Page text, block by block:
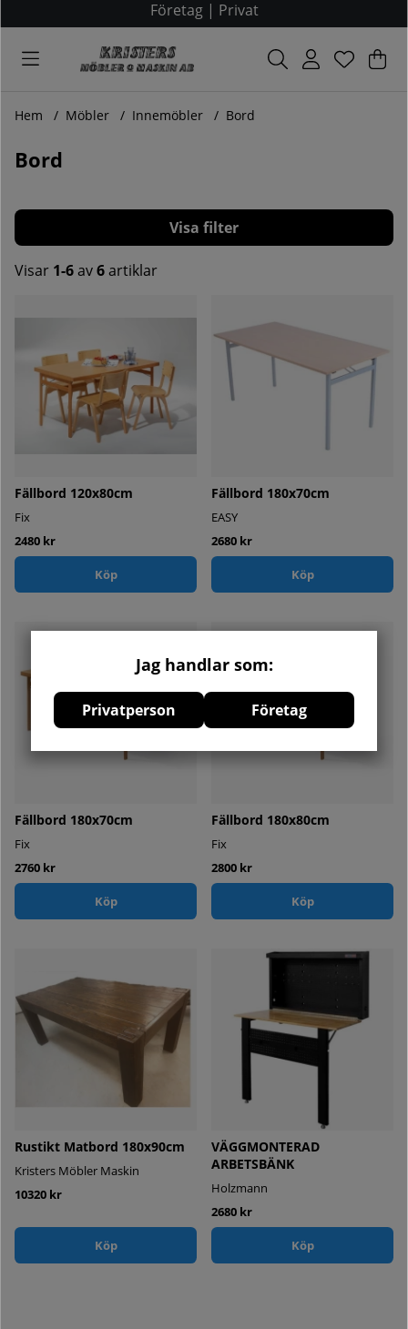
Jag handlar som:
Privatperson Företag
Företag| Privat
.
Hem Möbler Innemöbler Bord
Bord
Filtrera
Visar 1-6av6artiklar
Fällbord 120x80cm
Fix
2480 kr
Köp
Fällbord 180x70cm
EASY
2680 kr
Köp
Fällbord 180x70cm
Fix
2760 kr
Köp
Fällbord 180x80cm
Fix
2800 kr
Köp
Rustikt Matbord 180x90cm
Kristers Möbler Maskin
10320 kr
Köp
VÄGGMONTERAD
ARBETSBÄNK
Holzmann
2680 kr
Köp